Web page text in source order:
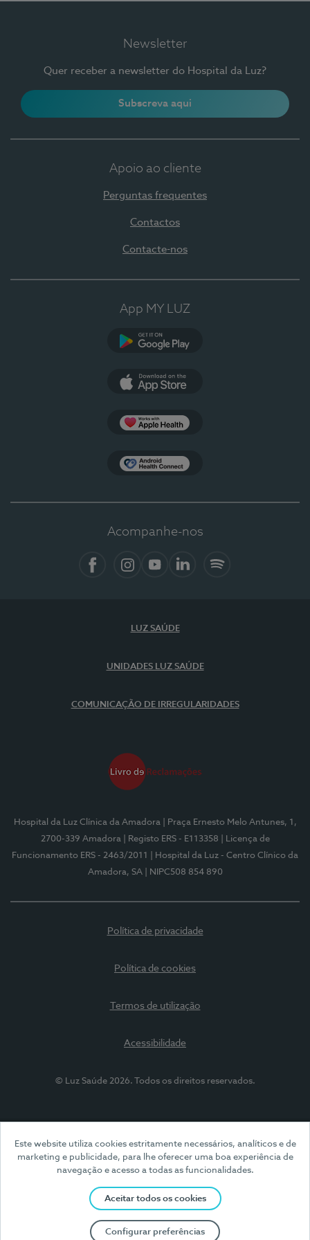
Este website utiliza cookies estritamente necessários, analíticos e de
marketing e publicidade, para lhe oferecer uma boa experiência de
navegação e acesso a todas as funcionalidades.
Aceitar todos os cookies
Configurar preferências
Newsletter
Quer receber a newsletter do Hospital da Luz?
Subscreva aqui
Apoio ao cliente
Perguntas frequentes
Contactos
Contacte-nos
App MY LUZ
Acompanhe-nos
LUZ SAÚDE
UNIDADES LUZ SAÚDE
COMUNICAÇÃO DE IRREGULARIDADES
Hospital da Luz Clínica da Amadora
| Praça Ernesto Melo Antunes, 1,
2700-339 Amadora
| Registo ERS - E113358
| Licença de
Funcionamento ERS - 2463/2011
| Hospital da Luz - Centro Clínico da
Amadora, SA
| NIPC508 854 890
Política de privacidade
Política de cookies
Termos de utilização
Acessibilidade
© Luz Saúde 2026. Todos os direitos reservados.